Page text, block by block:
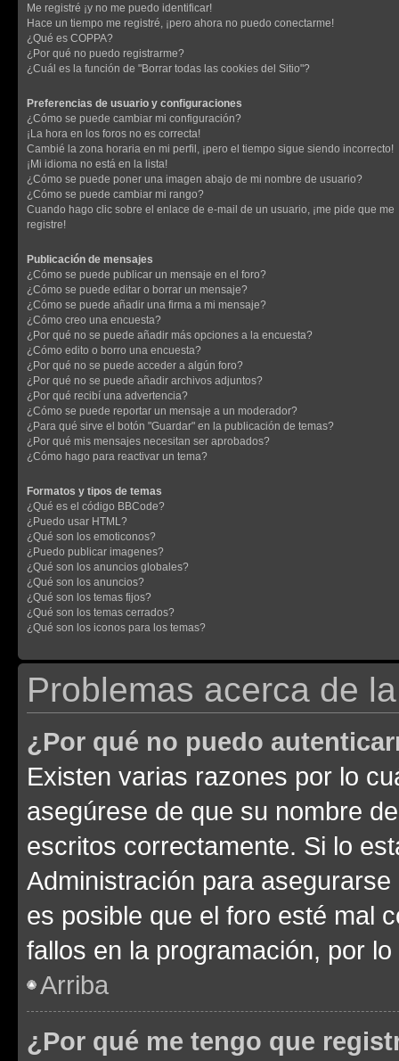
Me registré ¡y no me puedo identificar!
Hace un tiempo me registré, ¡pero ahora no puedo conectarme!
¿Qué es COPPA?
¿Por qué no puedo registrarme?
¿Cuál es la función de "Borrar todas las cookies del Sitio"?
Preferencias de usuario y configuraciones
¿Cómo se puede cambiar mi configuración?
¡La hora en los foros no es correcta!
Cambié la zona horaria en mi perfil, ¡pero el tiempo sigue siendo incorrecto!
¡Mi idioma no está en la lista!
¿Cómo se puede poner una imagen abajo de mi nombre de usuario?
¿Cómo se puede cambiar mi rango?
Cuando hago clic sobre el enlace de e-mail de un usuario, ¡me pide que me
registre!
Publicación de mensajes
¿Cómo se puede publicar un mensaje en el foro?
¿Cómo se puede editar o borrar un mensaje?
¿Cómo se puede añadir una firma a mi mensaje?
¿Cómo creo una encuesta?
¿Por qué no se puede añadir más opciones a la encuesta?
¿Cómo edito o borro una encuesta?
¿Por qué no se puede acceder a algún foro?
¿Por qué no se puede añadir archivos adjuntos?
¿Por qué recibí una advertencia?
¿Cómo se puede reportar un mensaje a un moderador?
¿Para qué sirve el botón "Guardar" en la publicación de temas?
¿Por qué mis mensajes necesitan ser aprobados?
¿Cómo hago para reactivar un tema?
Formatos y tipos de temas
¿Qué es el código BBCode?
¿Puedo usar HTML?
¿Qué son los emoticonos?
¿Puedo publicar imagenes?
¿Qué son los anuncios globales?
¿Qué son los anuncios?
¿Qué son los temas fijos?
¿Qué son los temas cerrados?
¿Qué son los iconos para los temas?
Problemas acerca de
¿Por qué no puedo
Existen varias razones por lo
asegúrese de que su nombre
escritos correctamente. Si lo
Administración para
es posible que el foro esté mal
fallos en la programación, por
Arriba
¿Por qué me tengo que